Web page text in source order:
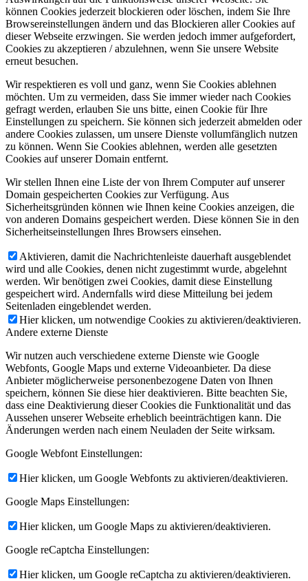
können Cookies jederzeit blockieren oder löschen, indem Sie Ihre
Browsereinstellungen ändern und das Blockieren aller Cookies auf
dieser Webseite erzwingen. Sie werden jedoch immer aufgefordert,
Cookies zu akzeptieren / abzulehnen, wenn Sie unsere Website
erneut besuchen.
Wir respektieren es voll und ganz, wenn Sie Cookies ablehnen
möchten. Um zu vermeiden, dass Sie immer wieder nach Cookies
gefragt werden, erlauben Sie uns bitte, einen Cookie für Ihre
Einstellungen zu speichern. Sie können sich jederzeit abmelden oder
andere Cookies zulassen, um unsere Dienste vollumfänglich nutzen
zu können. Wenn Sie Cookies ablehnen, werden alle gesetzten
Cookies auf unserer Domain entfernt.
Wir stellen Ihnen eine Liste der von Ihrem Computer auf unserer
Domain gespeicherten Cookies zur Verfügung. Aus
Sicherheitsgründen können wie Ihnen keine Cookies anzeigen, die
von anderen Domains gespeichert werden. Diese können Sie in den
Sicherheitseinstellungen Ihres Browsers einsehen.
Aktivieren, damit die Nachrichtenleiste dauerhaft ausgeblendet
wird und alle Cookies, denen nicht zugestimmt wurde, abgelehnt
werden. Wir benötigen zwei Cookies, damit diese Einstellung
gespeichert wird. Andernfalls wird diese Mitteilung bei jedem
Seitenladen eingeblendet werden.
Hier klicken, um notwendige Cookies zu aktivieren/deaktivieren.
Andere externe Dienste
Wir nutzen auch verschiedene externe Dienste wie Google
Webfonts, Google Maps und externe Videoanbieter. Da diese
Anbieter möglicherweise personenbezogene Daten von Ihnen
speichern, können Sie diese hier deaktivieren. Bitte beachten Sie,
dass eine Deaktivierung dieser Cookies die Funktionalität und das
Aussehen unserer Webseite erheblich beeinträchtigen kann. Die
Änderungen werden nach einem Neuladen der Seite wirksam.
Google Webfont Einstellungen:
Hier klicken, um Google Webfonts zu aktivieren/deaktivieren.
Google Maps Einstellungen:
Hier klicken, um Google Maps zu aktivieren/deaktivieren.
Google reCaptcha Einstellungen:
Hier klicken, um Google reCaptcha zu aktivieren/deaktivieren.